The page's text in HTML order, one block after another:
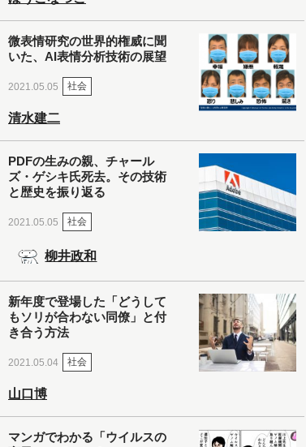
微表情研究の世界的権威に聞
いた、AI表情分析技術の展望
2021.05.05 社会
清水建二
PDFの生みの親、チャール
ズ・ゲシキ氏死去。その技術
と歴史を振り返る
2021.05.05 社会
柳井政和
新年度で登場した「どうして
もソリが合わない同僚」と付
き合う方法
2021.05.04 社会
山口博
マンガでわかる「ウイルスの